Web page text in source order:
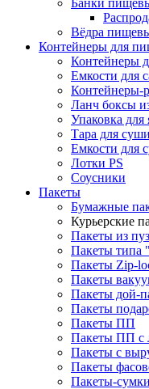
Банки
Вёдра
Контейнеры для
Контейнеры
Емкости для
Контейнеры-
Ланч боксы
Упаковка для
Тара для
Емкости для
Лотки PS
Соусники
Пакеты
Бумажные
Курьерские
Пакеты из
Пакеты типа
Пакеты Zip-
Пакеты
Пакеты дой-
Пакеты
Пакеты ПП
Пакеты ПП с
Пакеты с
Пакеты
Пакеты-